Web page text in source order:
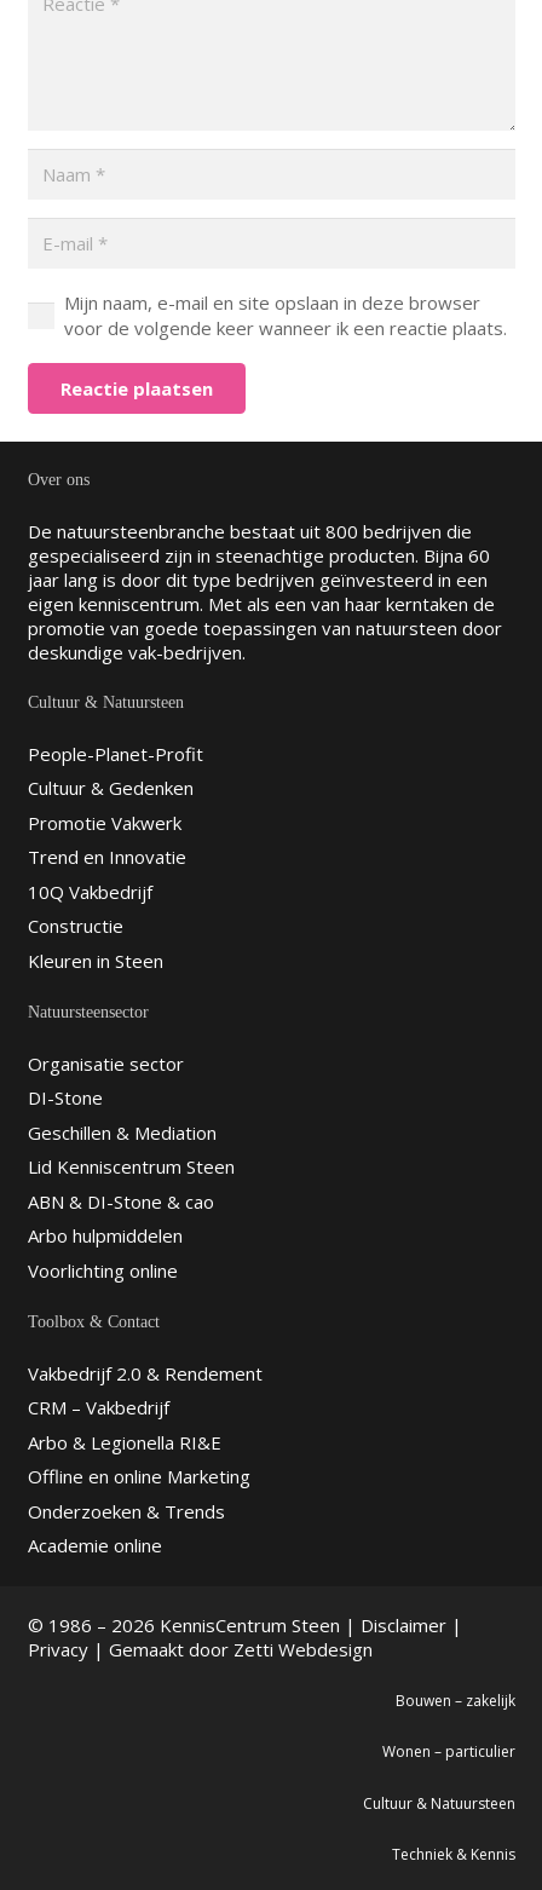
Mijn naam, e-mail en site opslaan in deze browser
voor de volgende keer wanneer ik een reactie plaats.
Reactie plaatsen
Over ons
De natuursteenbranche bestaat uit 800 bedrijven die
gespecialiseerd zijn in steenachtige producten. Bijna 60
jaar lang is door dit type bedrijven geïnvesteerd in een
eigen kenniscentrum. Met als een van haar kerntaken de
promotie van goede toepassingen van natuursteen door
deskundige vak-bedrijven.
Cultuur & Natuursteen
People-Planet-Profit
Cultuur & Gedenken
Promotie Vakwerk
Trend en Innovatie
10Q Vakbedrijf
Constructie
Kleuren in Steen
Natuursteensector
Organisatie sector
DI-Stone
Geschillen & Mediation
Lid Kenniscentrum Steen
ABN & DI-Stone & cao
Arbo hulpmiddelen
Voorlichting online
Toolbox & Contact
Vakbedrijf 2.0 & Rendement
CRM – Vakbedrijf
Arbo & Legionella RI&E
Offline en online Marketing
Onderzoeken & Trends
Academie online
© 1986 – 2026 KennisCentrum Steen | Disclaimer|
Privacy| Gemaakt door Zetti Webdesign
Bouwen – zakelijk
Wonen – particulier
Cultuur & Natuursteen
Techniek & Kennis